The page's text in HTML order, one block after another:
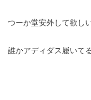
つーか堂安外して欲し
誰かアディダス履いて